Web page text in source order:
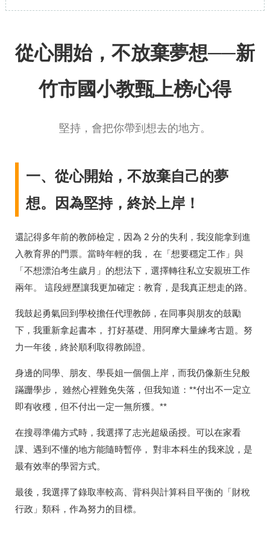
從心開始，不放棄夢想──新
竹市國小教甄上榜心得
堅持，會把你帶到想去的地方。
一、從心開始，不放棄自己的夢
想。因為堅持，終於上岸！
還記得多年前的教師檢定，因為 2 分的失利，我沒能拿到進
入教育界的門票。當時年輕的我， 在「想要穩定工作」與
「不想漂泊考生歲月」的想法下，選擇轉往私立安親班工作
兩年。 這段經歷讓我更加確定：教育，是我真正想走的路。
我鼓起勇氣回到學校擔任代理教師，在同事與朋友的鼓勵
下，我重新拿起書本， 打好基礎、用阿摩大量練考古題。努
力一年後，終於順利取得教師證。
身邊的同學、朋友、學長姐一個個上岸，而我仍像新生兒般
蹣跚學步， 雖然心裡難免失落，但我知道：**付出不一定立
即有收穫，但不付出一定一無所獲。**
在搜尋準備方式時，我選擇了志光超級函授。可以在家看
課、遇到不懂的地方能隨時暫停， 對非本科生的我來說，是
最有效率的學習方式。
最後，我選擇了錄取率較高、背科與計算科目平衡的「財稅
行政」類科，作為努力的目標。